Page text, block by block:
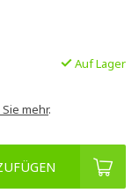
Auf Lager
mehr.